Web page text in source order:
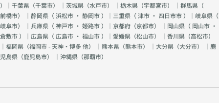
）｜千葉県（千葉市） ｜茨城県（水戸市） ｜栃木県（宇都宮市） ｜群馬県（
前橋市） ｜静岡県（浜松市 ・ 静岡市）｜三重県（津市 ・ 四日市市）｜岐阜県（
岐阜市） ｜兵庫県（神戸市 ・ 姫路市）｜京都府（京都市） ｜岡山県（ 岡山市 ・
倉敷市）｜広島県（ 広島市 ・ 福山市）｜愛媛県（松山市） ｜香川県（高松市）
｜福岡県（福岡市 - 天神・博多 他） ｜熊本県（熊本市） ｜大分県（大分市） ｜鹿
児島県（鹿児島市） ｜沖縄県（那覇市）